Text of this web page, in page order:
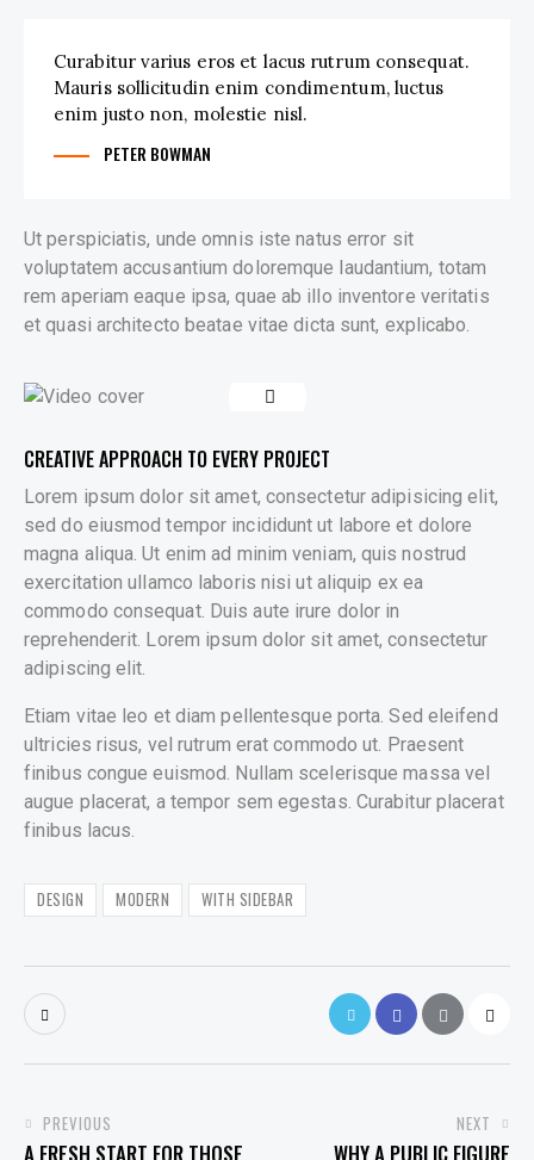
Curabitur varius eros et lacus rutrum consequat.
Mauris sollicitudin enim condimentum, luctus
enim justo non, molestie nisl.
PETER BOWMAN
Ut perspiciatis, unde omnis iste natus error sit
voluptatem accusantium doloremque laudantium, totam
rem aperiam eaque ipsa, quae ab illo inventore veritatis
et quasi architecto beatae vitae dicta sunt, explicabo.
CREATIVE APPROACH TO EVERY PROJECT
Lorem ipsum dolor sit amet, consectetur adipisicing elit,
sed do eiusmod tempor incididunt ut labore et dolore
magna aliqua. Ut enim ad minim veniam, quis nostrud
exercitation ullamco laboris nisi ut aliquip ex ea
commodo consequat. Duis aute irure dolor in
reprehenderit. Lorem ipsum dolor sit amet, consectetur
adipiscing elit.
Etiam vitae leo et diam pellentesque porta. Sed eleifend
ultricies risus, vel rutrum erat commodo ut. Praesent
finibus congue euismod. Nullam scelerisque massa vel
augue placerat, a tempor sem egestas. Curabitur placerat
finibus lacus.
DESIGN MODERN WITH SIDEBAR
POST
PREVIOUS
A FRESH START FOR THOSE
NEXT
WHY A PUBLIC FIGURE